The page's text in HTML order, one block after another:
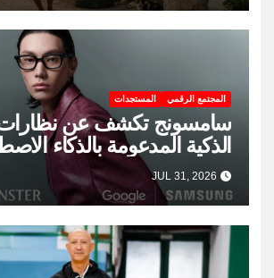
المجتمع الرقمي المستجدات
الذكية المدعومة بالذكاء
JUL 31, 2026